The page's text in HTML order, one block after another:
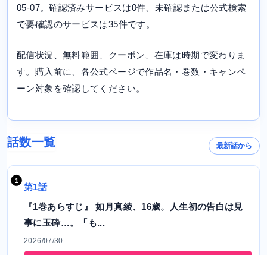
05-07。確認済みサービスは0件、未確認または公式検索
で要確認のサービスは35件です。
配信状況、無料範囲、クーポン、在庫は時期で変わりま
す。購入前に、各公式ページで作品名・巻数・キャンペ
ーン対象を確認してください。
話数一覧 最新話から
第1話
『1巻あらすじ』 如月真綾、16歳。人生初の告白は見
事に玉砕…。「も...
2026/07/30